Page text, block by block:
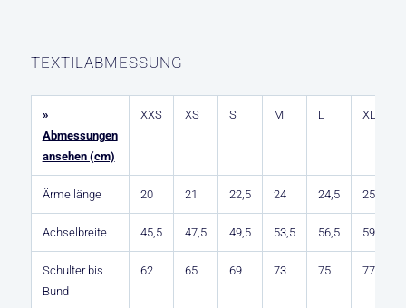
TEXTILABMESSUNG
»
Abmessungen
ansehen (cm)
XXS XS S M L XL
Ärmellänge 20 21 22,5 24 24,5 25
Achselbreite 45,5 47,5 49,5 53,5 56,5 59,5
Schulter bis
Bund
62 65 69 73 75 77